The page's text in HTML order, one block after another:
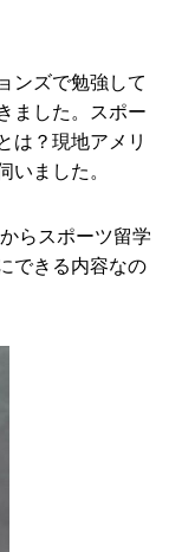
ンズで勉強して
ました。スポー
は？現地アメリ
いました。
らスポーツ留学
できる内容なの